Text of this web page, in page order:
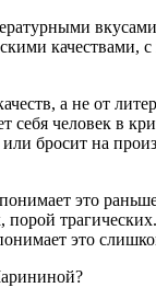
качествами, с
а не от
себя человек в
бросит на
это
порой
это